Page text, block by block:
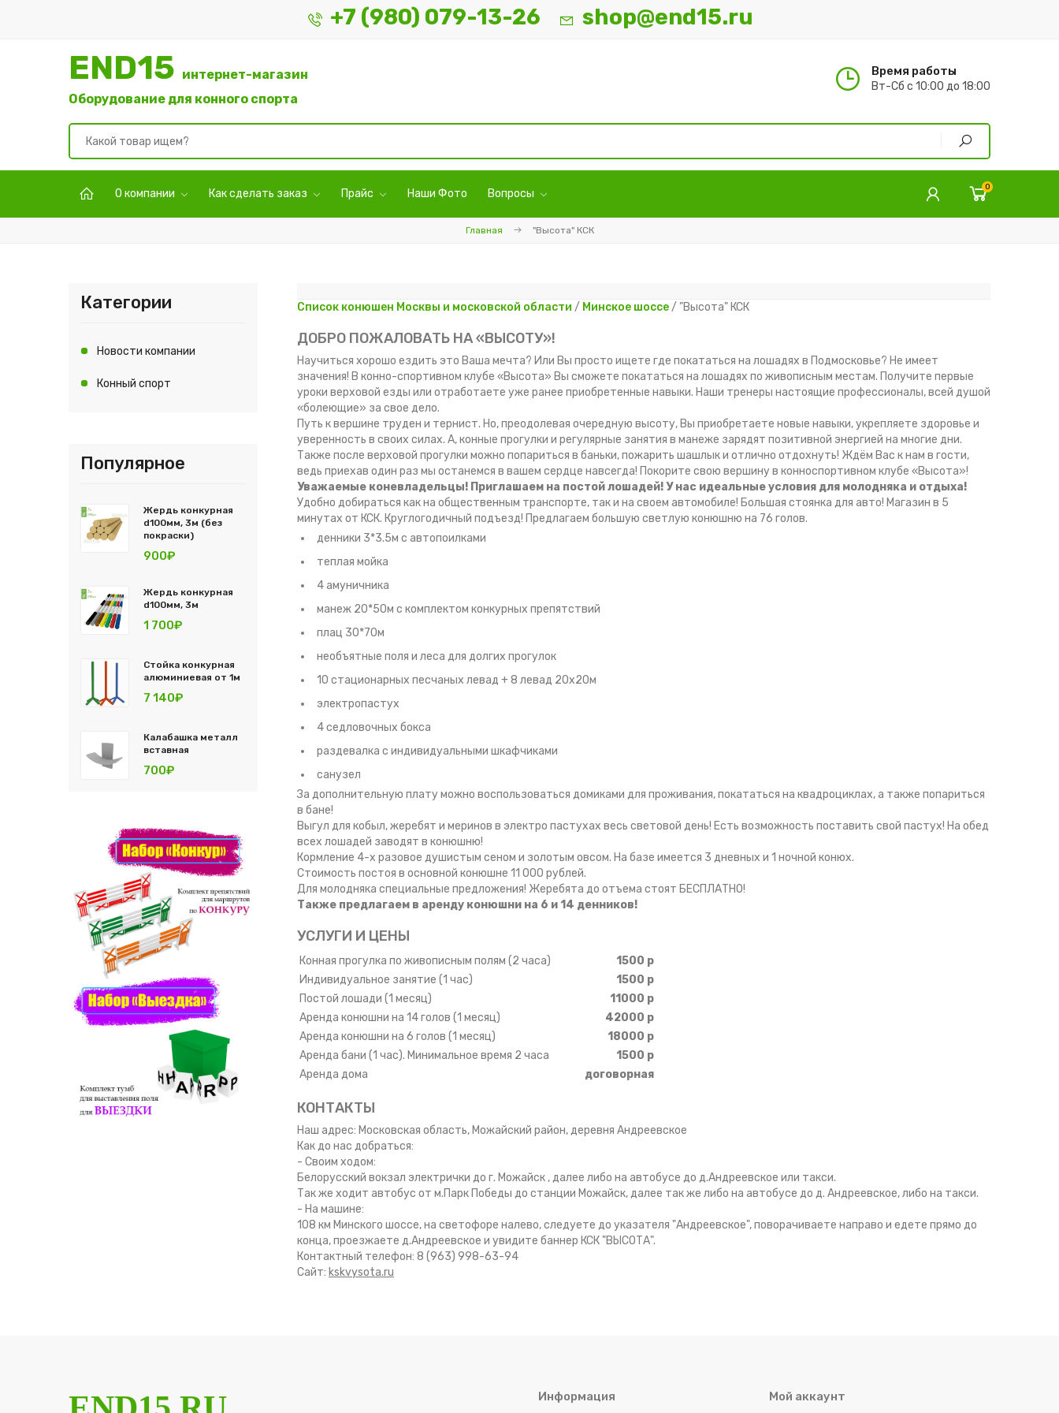
+7 (980) 079-13-26 shop@end15.ru
END15 интернет-магазин
Оборудование для конного спорта
Время работы
Вт-Сб с 10:00 до 18:00
О компании Как сделать заказ Прайс Наши Фото Вопросы 0
Главная "Высота" КСК
Список конюшен Москвы и московской области / Минское шоссе/ "Высота" КСК
ДОБРО ПОЖАЛОВАТЬ НА «ВЫСОТУ»!
Научиться хорошо ездить это Ваша мечта? Или Вы просто ищете где покататься на лошадях в Подмосковье? Не имеет
значения! В конно-спортивном клубе «Высота» Вы сможете покататься на лошадях по живописным местам. Получите первые
уроки верховой езды или отработаете уже ранее приобретенные навыки. Наши тренеры настоящие профессионалы, всей душой
«болеющие» за свое дело.
Путь к вершине труден и тернист. Но, преодолевая очередную высоту, Вы приобретаете новые навыки, укрепляете здоровье и
уверенность в своих силах. А, конные прогулки и регулярные занятия в манеже зарядят позитивной энергией на многие дни.
Также после верховой прогулки можно попариться в баньки, пожарить шашлык и отлично отдохнуть! Ждём Вас к нам в гости,
ведь приехав один раз мы останемся в вашем сердце навсегда! Покорите свою вершину в конноспортивном клубе «Высота»!
Уважаемые коневладельцы! Приглашаем на постой лошадей! У нас идеальные условия для молодняка и отдыха!
Удобно добираться как на общественным транспорте, так и на своем автомобиле! Большая стоянка для авто! Магазин в 5
минутах от КСК. Круглогодичный подъезд! Предлагаем большую светлую конюшню на 76 голов.
денники 3*3.5м с автопоилками
теплая мойка
4 амуничника
манеж 20*50м с комплектом конкурных препятствий
плац 30*70м
необъятные поля и леса для долгих прогулок
10 стационарных песчаных левад + 8 левад 20х20м
электропастух
4 седловочных бокса
раздевалка с индивидуальными шкафчиками
санузел
За дополнительную плату можно воспользоваться домиками для проживания, покататься на квадроциклах, а также попариться
в бане!
Выгул для кобыл, жеребят и меринов в электро пастухах весь световой день! Есть возможность поставить свой пастух! На обед
всех лошадей заводят в конюшню!
Кормление 4-х разовое душистым сеном и золотым овсом. На базе имеется 3 дневных и 1 ночной конюх.
Стоимость постоя в основной конюшне 11 000 рублей.
Для молодняка специальные предложения! Жеребята до отъема стоят БЕСПЛАТНО!
Также предлагаем в аренду конюшни на 6 и 14 денников!
УСЛУГИ И ЦЕНЫ
Конная прогулка по живописным полям (2 часа)
1500 р
Индивидуальное занятие (1 час)
1500 р
Постой лошади (1 месяц)
11000 р
Аренда конюшни на 14 голов (1 месяц)
42000 р
Аренда конюшни на 6 голов (1 месяц)
18000 р
Аренда бани (1 час). Минимальное время 2 часа
1500 р
Аренда дома
договорная
КОНТАКТЫ
Наш адрес: Московская область, Можайский район, деревня Андреевское
Как до нас добраться:
- Своим ходом:
Белорусский вокзал электрички до г. Можайск , далее либо на автобусе до д.Андреевское или такси.
Так же ходит автобус от м.Парк Победы до станции Можайск, далее так же либо на автобусе до д. Андреевское, либо на такси.
- На машине:
108 км Минского шоссе, на светофоре налево, следуете до указателя "Андреевское", поворачиваете направо и едете прямо до
конца, проезжаете д.Андреевское и увидите баннер КСК "ВЫСОТА".
Контактный телефон: 8 (963) 998-63-94
Сайт: kskvysota.ru
Категории
Новости компании
Конный спорт
Популярное
Жердь конкурная
d100мм, 3м (без
покраски)
900₽
Жердь конкурная
d100мм, 3м
1 700₽
Стойка конкурная
алюминиевая от 1м
7 140₽
Калабашка металл
вставная
700₽
Информация Мой аккаунт